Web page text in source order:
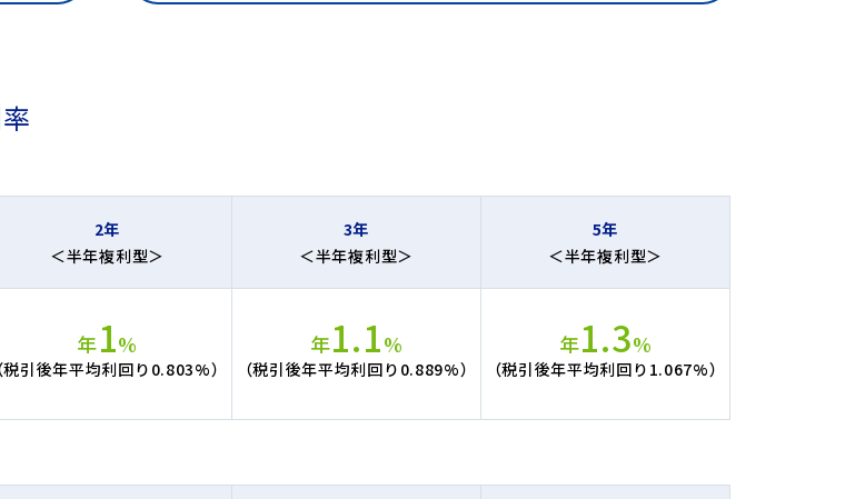
2年
＜半年複利型＞
3年
＜半年複利型＞
5年
＜半年複利型＞
年1%
税引後年平均利回り0.803%）
年1.1%
（税引後年平均利回り0.889%）
年1.3%
（税引後年平均利回り1.067%）